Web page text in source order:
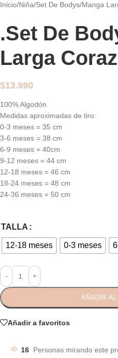
Inicio/Niña/Set De Bodys/Manga
.Set De
Larga
$13.990
100% Algodón
Medidas aproximadas de tiro:
0-3 meses = 35 cm
3-6 meses = 38 cm
6-9 meses = 40cm
9-12 meses = 44 cm
12-18 meses = 46 cm
18-24 meses = 48 cm
24-36 meses = 50 cm
TALLA
12-18 meses 0-3 meses
AÑADIR
Añadir a favoritos
16 Personas mirando este